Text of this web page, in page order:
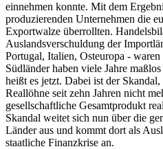
einnehmen konnte. Mit dem
produzierenden Unternehmen die
Exportwalze überrollten.
Auslandsverschuldung der
Portugal, Italien, Osteuropa -
Südländer haben viele Jahre
heißt es jetzt. Dabei ist der
Reallöhne seit zehn Jahren nicht
gesellschaftliche Gesamtprodukt
Skandal weitet sich nun über die
Länder aus und kommt dort als
staatliche Finanzkrise an.